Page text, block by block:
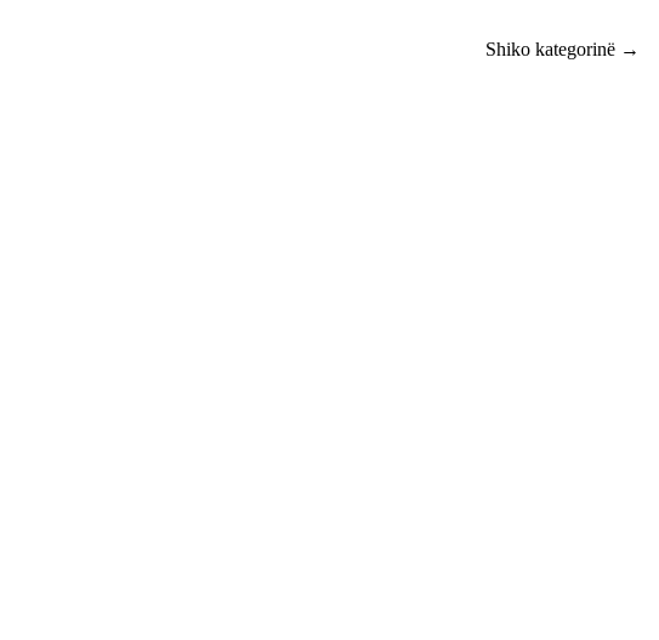
Shiko kategorinë →